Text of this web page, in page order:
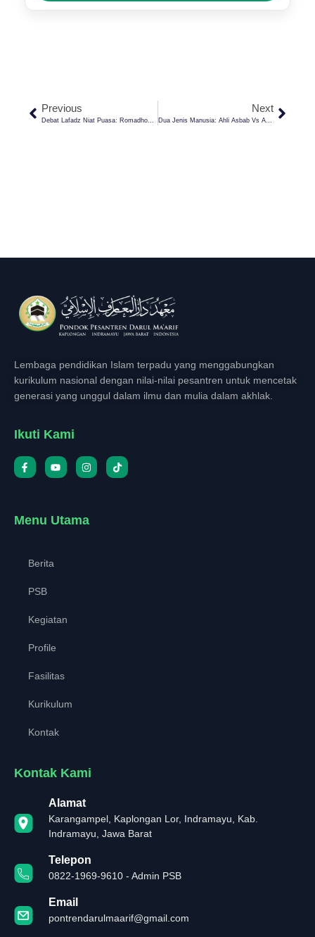
Previous
Debat Lafadz Niat Puasa: Romadhona Atau Romadhoni? Ini Penjelasannya
Next
Dua Jenis Manusia: Ahli Asbab Vs Ahli Tajrid, Mana Yang Lebih Utama?
Lembaga pendidikan Islam terpadu yang menggabungkan
kurikulum nasional dengan nilai-nilai pesantren untuk mencetak
generasi yang unggul dalam ilmu dan mulia dalam akhlak.
Ikuti Kami
Menu Utama
Berita
PSB
Kegiatan
Profile
Fasilitas
Kurikulum
Kontak
Kontak Kami
Alamat
Karangampel, Kaplongan Lor, Indramayu, Kab.
Indramayu, Jawa Barat
Telepon
0822-1969-9610 - Admin PSB
Email
pontrendarulmaarif@gmail.com